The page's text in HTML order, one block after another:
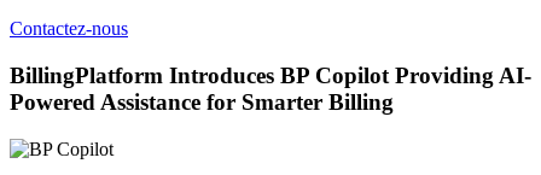
Contactez-nous
BillingPlatform Introduces BP Copilot Providing AI-
Powered Assistance for Smarter Billing